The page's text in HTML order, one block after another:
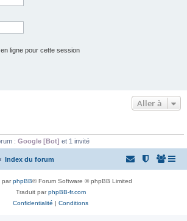
ligne pour cette session
Aller à
: Google [Bot] et 1 invité
Index du forum
parphpBB® Forum Software © phpBB Limited
Traduit parphpBB-fr.com
Confidentialité | Conditions